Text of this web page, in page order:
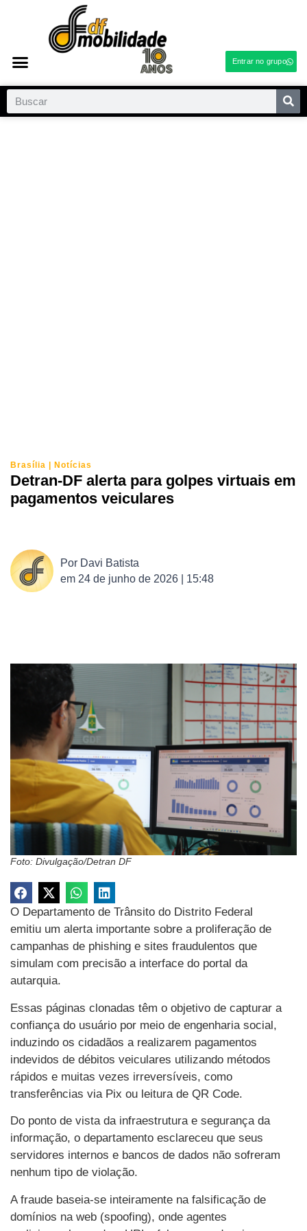
Entrar no grupo
Brasília | Notícias
Detran-DF alerta para golpes virtuais em
pagamentos veiculares
Por Davi Batista
em 24 de junho de 2026 | 15:48
Foto: Divulgação/Detran DF
O Departamento de Trânsito do Distrito Federal
emitiu um alerta importante sobre a proliferação de
campanhas de phishing e sites fraudulentos que
simulam com precisão a interface do portal da
autarquia.
Essas páginas clonadas têm o objetivo de capturar a
confiança do usuário por meio de engenharia social,
induzindo os cidadãos a realizarem pagamentos
indevidos de débitos veiculares utilizando métodos
rápidos e muitas vezes irreversíveis, como
transferências via Pix ou leitura de QR Code.
Do ponto de vista da infraestrutura e segurança da
informação, o departamento esclareceu que seus
servidores internos e bancos de dados não sofreram
nenhum tipo de violação.
A fraude baseia-se inteiramente na falsificação de
domínios na web (spoofing), onde agentes